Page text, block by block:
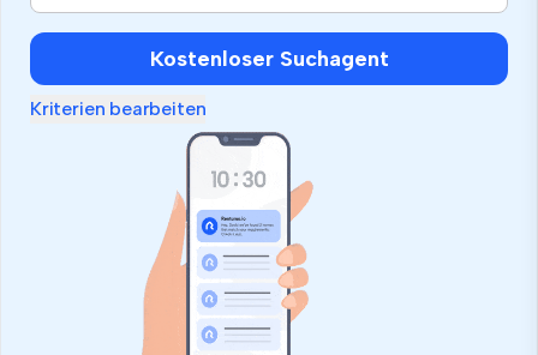
Kostenloser Suchagent
Kriterien bearbeiten